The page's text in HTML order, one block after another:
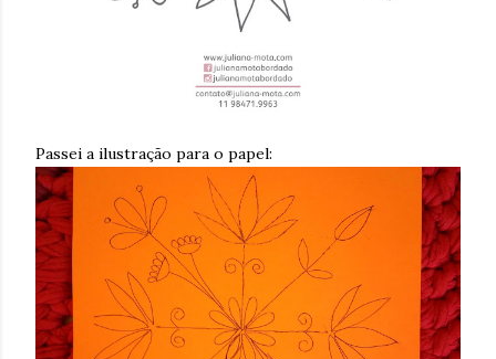
Passei a ilustração para o papel: